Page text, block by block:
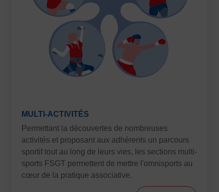
MULTI-ACTIVITÉS
Permettant la découvertes de nombreuses
activités et proposant aux adhérents un parcours
sportif tout au long de leurs vies, les sections multi-
sports FSGT permettent de mettre l'omnisports au
cœur de la pratique associative.